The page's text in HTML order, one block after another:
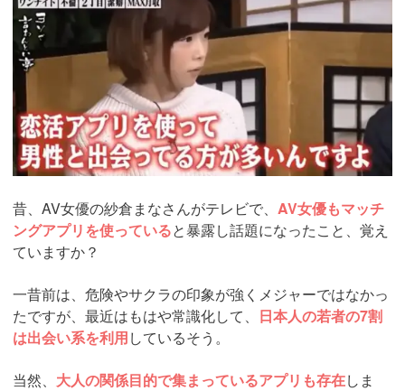
lipは今回選んだコースよりもさらに上のコースがあるの
で、次はそちらも試してみたいですね。
若い女性とヘルス
プレイを楽しみたいという方にはとてもおすすめできるお
店
ですので、ぜひそこのあなたもlipで遊んでみてください
ね！
【AV女優紗倉○も利用】風俗より簡単
にセックスできる方法とは！
【限定PR】
皆さん、セックスしていますか？
実は、風俗で本番交渉するよりずっと簡単にセックスする
方法があります。